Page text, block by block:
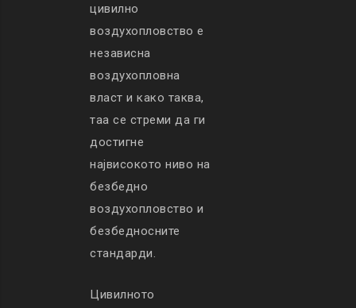
цивилно
воздухопловство е
независна
воздухопловна
власт и како таква,
таа се стреми да ги
достигне
највисокото ниво на
безбедно
воздухопловство и
безбедносните
стандарди.
Цивилното